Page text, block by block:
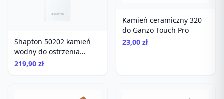
Shapton 50202 kamień
wodny do ostrzenia
gradacja 1000
219,90 zł
Kamień ceramiczny 320
do Ganzo Touch Pro
23,00 zł